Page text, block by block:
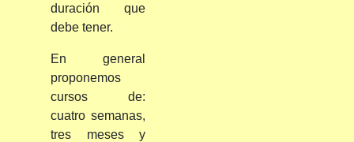
duración que
debe tener.
En general
proponemos
cursos de:
cuatro semanas,
tres meses y